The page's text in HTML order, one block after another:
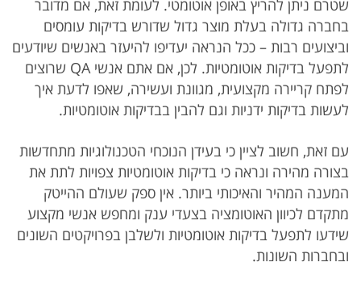
שטרם ניתן להריץ באופן אוטומטי. לעומת זאת, אם מדובר
בחברה גדולה בעלת מוצר גדול שדורש בדיקות עומסים
וביצועים רבות – ככל הנראה יעדיפו להיעזר באנשים שיודעים
לתפעל בדיקות אוטומטיות. לכן, אם אתם אנשי QA שרוצים
לפתח קריירה מקצועית, מגוונת ועשירה, שאפו לדעת איך
לעשות בדיקות ידניות וגם להבין בבדיקות אוטומטיות.
עם זאת, חשוב לציין כי בעידן הנוכחי הטכנולוגיות מתחדשות
בצורה מהירה ונראה כי בדיקות אוטומטיות צפויות לתת את
המענה המהיר והאיכותי ביותר. אין ספק שעולם ההייטק
מתקדם לכיוון האוטומציה בצעדי ענק ומחפש אנשי מקצוע
שידעו לתפעל בדיקות אוטומטיות ולשלבן בפרויקטים השונים
ובחברות השונות.